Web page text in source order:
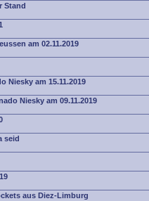
Stand
am 02.11.2019
Niesky am 15.11.2019
Niesky am 09.11.2019
seid
aus Diez-Limburg